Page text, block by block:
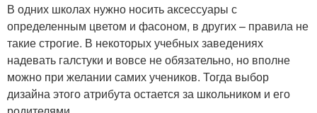
В одних школах нужно носить аксессуары с
определенным цветом и фасоном, в других – правила не
такие строгие. В некоторых учебных заведениях
надевать галстуки и вовсе не обязательно, но вполне
можно при желании самих учеников. Тогда выбор
дизайна этого атрибута остается за школьником и его